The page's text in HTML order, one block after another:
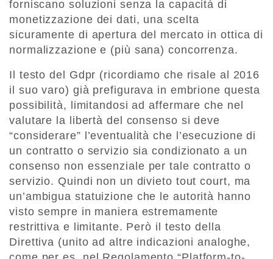
forniscano soluzioni senza la capacità di
monetizzazione dei dati, una scelta
sicuramente di apertura del mercato in ottica di
normalizzazione e (più sana) concorrenza.
Il testo del Gdpr (ricordiamo che risale al 2016
il suo varo) già prefigurava in embrione questa
possibilità, limitandosi ad affermare che nel
valutare la libertà del consenso si deve
“considerare” l’eventualità che l’esecuzione di
un contratto o servizio sia condizionato a un
consenso non essenziale per tale contratto o
servizio. Quindi non un divieto tout court, ma
un’ambigua statuizione che le autorità hanno
visto sempre in maniera estremamente
restrittiva e limitante. Però il testo della
Direttiva (unito ad altre indicazioni analoghe,